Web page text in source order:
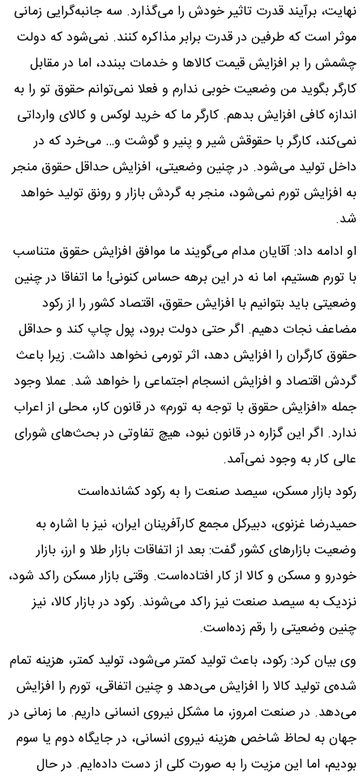
نهایت، برآیند قدرت تاثیر خودش را می‌گذارد. سه جانبه‌گرایی زمانی
موثر است که طرفین در قدرت برابر مذاکره کنند. نمی‌شود که دولت
چشمش را بر افزایش قیمت کالاها و خدمات ببندد، اما در مقابل
کارگر بگوید من وضعیت خوبی ندارم و فعلا نمی‌توانم حقوق تو را به
اندازه کافی افزایش بدهم. کارگر ما که خرید لوکس و کالای وارداتی
نمی‌کند، کارگر با حقوقش شیر و پنیر و گوشت و… می‌خرد که در
داخل تولید می‌شود. در چنین وضعیتی، افزایش حداقل حقوق منجر
به افزایش تورم نمی‌شود، منجر به گردش بازار و رونق تولید خواهد
شد.
او ادامه داد: آقایان مدام می‌گویند ما موافق افزایش حقوق متناسب
با تورم هستیم، اما نه در این برهه حساس کنونی! ما اتفاقا در چنین
وضعیتی باید بتوانیم با افزایش حقوق، اقتصاد کشور را از رکود
مضاعف نجات دهیم. اگر حتی دولت برود، پول چاپ کند و حداقل
حقوق کارگران را افزایش دهد، اثر تورمی نخواهد داشت. زیرا باعث
گردش اقتصاد و افزایش انسجام اجتماعی را خواهد شد. عملا وجود
جمله «افزایش حقوق با توجه به تورم» در قانون کار، محلی از اعراب
ندارد. اگر این گزاره در قانون نبود، هیچ تفاوتی در بحث‌های شورای
عالی کار به وجود نمی‌آمد.
رکود بازار مسکن، سیصد صنعت را به رکود کشانده‌است
حمیدرضا غزنوی، دبیرکل مجمع کارآفرینان ایران، نیز با اشاره به
وضعیت بازارهای کشور گفت: بعد از اتفاقات بازار طلا و ارز، بازار
خودرو و مسکن و کالا از کار افتاده‌است. وقتی بازار مسکن راکد شود،
نزدیک به سیصد صنعت نیز راکد می‌شوند. رکود در بازار کالا، نیز
چنین وضعیتی را رقم زده‌است.
وی بیان کرد: رکود، باعث تولید کمتر می‌شود، تولید کمتر، هزینه تمام
شده‌ی تولید کالا را افزایش می‌دهد و چنین اتفاقی، تورم را افزایش
می‌دهد. در صنعت امروز، ما مشکل نیروی انسانی داریم. ما زمانی در
جهان به لحاظ شاخص هزینه نیروی انسانی، در جایگاه دوم یا سوم
بودیم، اما این مزیت را به صورت کلی از دست داده‌ایم. در حال